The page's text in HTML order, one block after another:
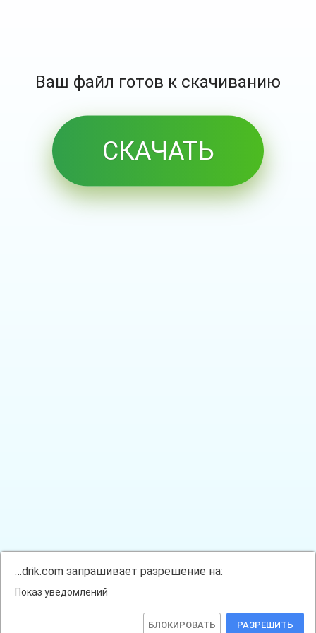
Ваш файл готов к скачиванию
СКАЧАТЬ
…drik.com запрашивает разрешение на:
Показ уведомлений
БЛОКИРОВАТЬ РАЗРЕШИТЬ